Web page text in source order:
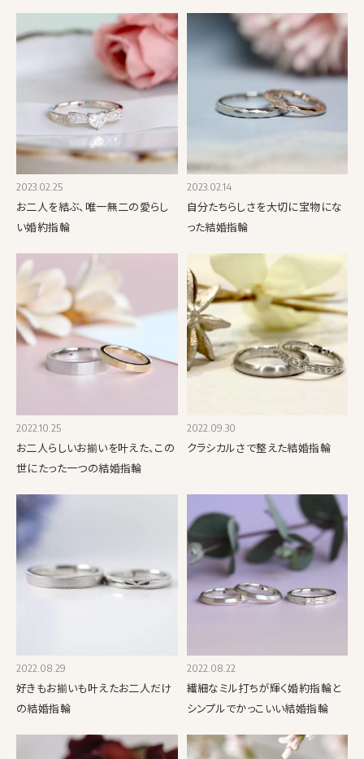
2023.02.25
お二人を結ぶ、唯一無二の愛らし
い婚約指輪
2023.02.14
自分たちらしさを大切に宝物にな
った結婚指輪
2022.10.25
お二人らしいお揃いを叶えた、この
世にたった一つの結婚指輪
2022.09.30
クラシカルさで整えた結婚指輪
2022.08.29
好きもお揃いも叶えたお二人だけ
の結婚指輪
2022.08.22
繊細なミル打ちが輝く婚約指輪と
シンプルでかっこいい結婚指輪